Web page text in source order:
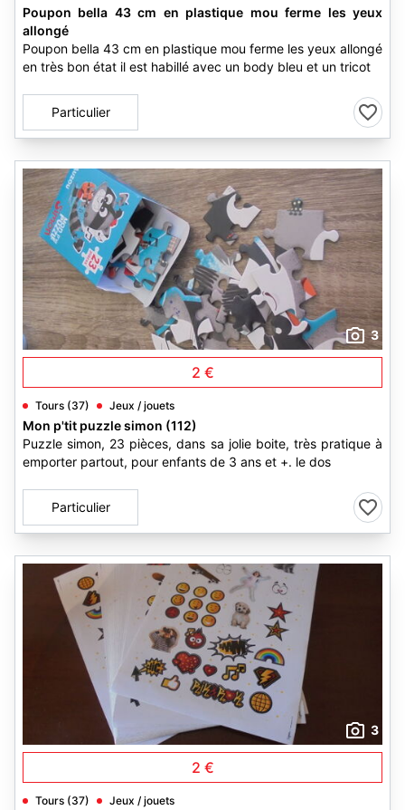
Poupon bella 43 cm en plastique mou ferme les yeux
allongé
Poupon bella 43 cm en plastique mou ferme les yeux allongé
en très bon état il est habillé avec un body bleu et un tricot
Particulier
3
2 €
Tours (37) Jeux / jouets
Mon p'tit puzzle simon (112)
Puzzle simon, 23 pièces, dans sa jolie boite, très pratique à
emporter partout, pour enfants de 3 ans et +. le dos
Particulier
3
2 €
Tours (37) Jeux / jouets